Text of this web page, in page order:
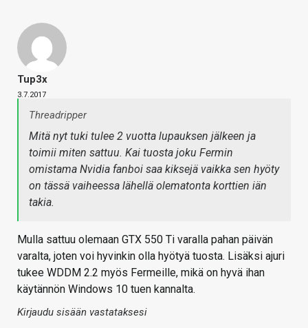
Tup3x
3.7.2017
Threadripper
Mitä nyt tuki tulee 2 vuotta lupauksen jälkeen ja
toimii miten sattuu. Kai tuosta joku Fermin
omistama Nvidia fanboi saa kiksejä vaikka sen hyöty
on tässä vaiheessa lähellä olematonta korttien iän
takia.
Mulla sattuu olemaan GTX 550 Ti varalla pahan päivän
varalta, joten voi hyvinkin olla hyötyä tuosta. Lisäksi ajuri
tukee WDDM 2.2 myös Fermeille, mikä on hyvä ihan
käytännön Windows 10 tuen kannalta.
Kirjaudu sisään vastataksesi